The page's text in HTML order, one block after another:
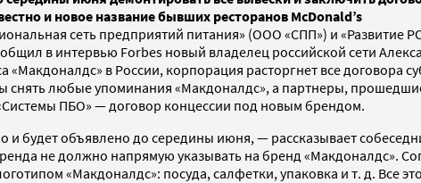
и новое название бывших ресторанов McDonald’s
сеть предприятий питания» (ООО «СПП») и
в интервью Forbes новый владелец российской сети
в России, корпорация расторгнет все договора
снять любые упоминания «Макдоналдс», а партнеры,
ПБО» — договор концессии под новым брендом.
и будет объявлено до середины июня, — рассказывает
не должно напрямую указывать на бренд «Макдоналдс».
«Макдоналдс»: посуда, салфетки, упаковка и т. д. Все